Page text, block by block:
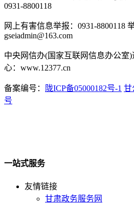
0931-8800118
网上有害信息举报：0931-8800118
gseiadmin@163.com
中央网信办(国家互联网信息办公室
心：www.12377.cn
备案编号： 陇ICP备05000182号-1 甘
号
一站式服务
友情链接
甘肃政务服务网